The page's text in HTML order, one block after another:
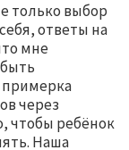
только выбор
ответы на
мне
примерка
через
чтобы ребёнок
Наша